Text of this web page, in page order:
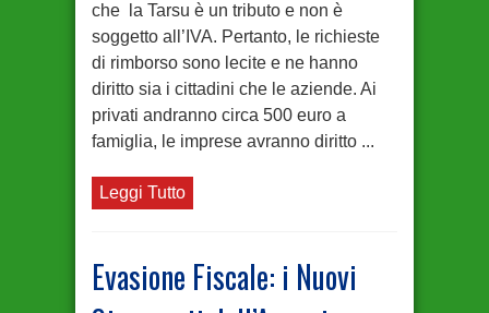
che la Tarsu è un tributo e non è
soggetto all’IVA. Pertanto, le richieste
di rimborso sono lecite e ne hanno
diritto sia i cittadini che le aziende. Ai
privati andranno circa 500 euro a
famiglia, le imprese avranno diritto ...
Leggi Tutto
Evasione Fiscale: i Nuovi